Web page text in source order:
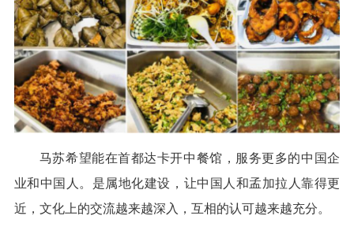
马苏希望能在首都达卡开中餐馆，服务更多的中国企
业和中国人。是属地化建设，让中国人和孟加拉人靠得更
近，文化上的交流越来越深入，互相的认可越来越充分。